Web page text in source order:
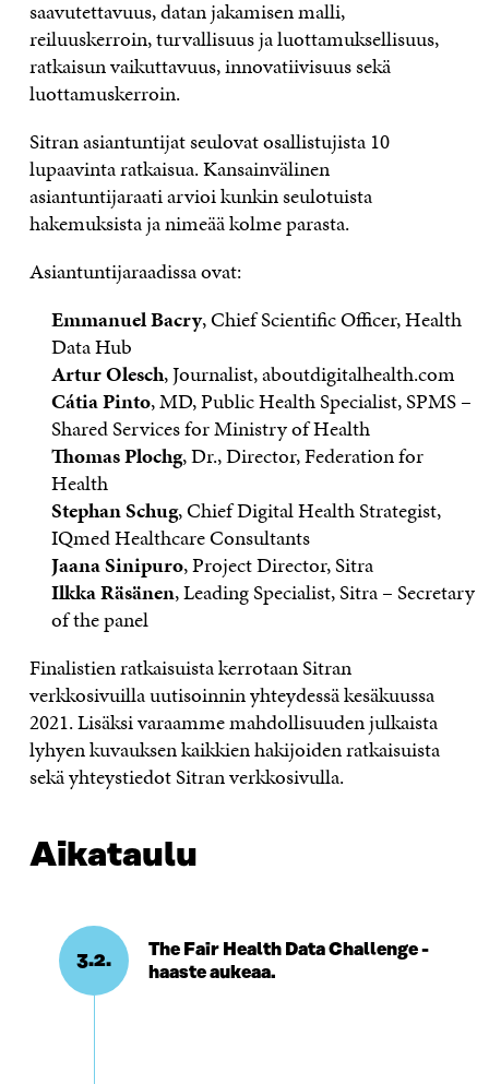
saavutettavuus, datan jakamisen malli,
reiluuskerroin, turvallisuus ja luottamuksellisuus,
ratkaisun vaikuttavuus, innovatiivisuus sekä
luottamuskerroin.
Sitran asiantuntijat seulovat osallistujista 10
lupaavinta ratkaisua. Kansainvälinen
asiantuntijaraati arvioi kunkin seulotuista
hakemuksista ja nimeää kolme parasta.
Asiantuntijaraadissa ovat:
Emmanuel Bacry, Chief Scientific Officer, Health
Data Hub
Artur Olesch, Journalist, aboutdigitalhealth.com
Cátia Pinto, MD, Public Health Specialist, SPMS –
Shared Services for Ministry of Health
Thomas Plochg, Dr., Director, Federation for
Health
Stephan Schug, Chief Digital Health Strategist,
IQmed Healthcare Consultants
Jaana Sinipuro, Project Director, Sitra
Ilkka Räsänen, Leading Specialist, Sitra – Secretary
of the panel
Finalistien ratkaisuista kerrotaan Sitran
verkkosivuilla uutisoinnin yhteydessä kesäkuussa
2021. Lisäksi varaamme mahdollisuuden julkaista
lyhyen kuvauksen kaikkien hakijoiden ratkaisuista
sekä yhteystiedot Sitran verkkosivulla.
Aikataulu
3.2.
The Fair Health Data Challenge -
haaste aukeaa.